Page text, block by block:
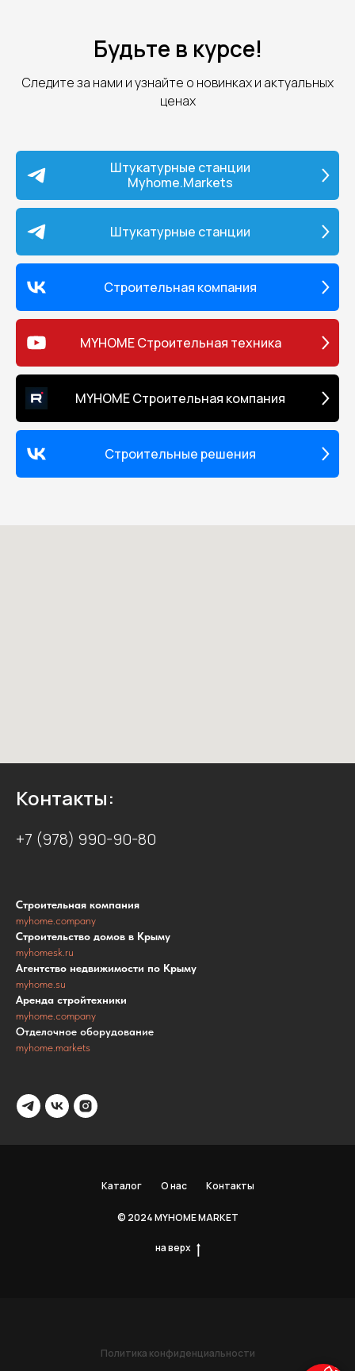
Будьте в курсе!
Следите за нами и узнайте о новинках и актуальных
ценах
Штукатурные станции
Myhome.Markets
Штукатурные станции
Строительная компания
MYHOME Строительная техника
MYHOME Строительная компания
Строительные решения
Контакты:
+7 (978) 990-90-80
Строительная компания
myhome.company
Строительство домов в Крыму
myhomesk.ru
Агентство недвижимости по Крыму
myhome.su
Аренда стройтехники
myhome.company
Отделочное оборудование
myhome.markets
Каталог О нас Контакты
© 2024 MYHOME MARKET
на верх
Политика конфиденциальности